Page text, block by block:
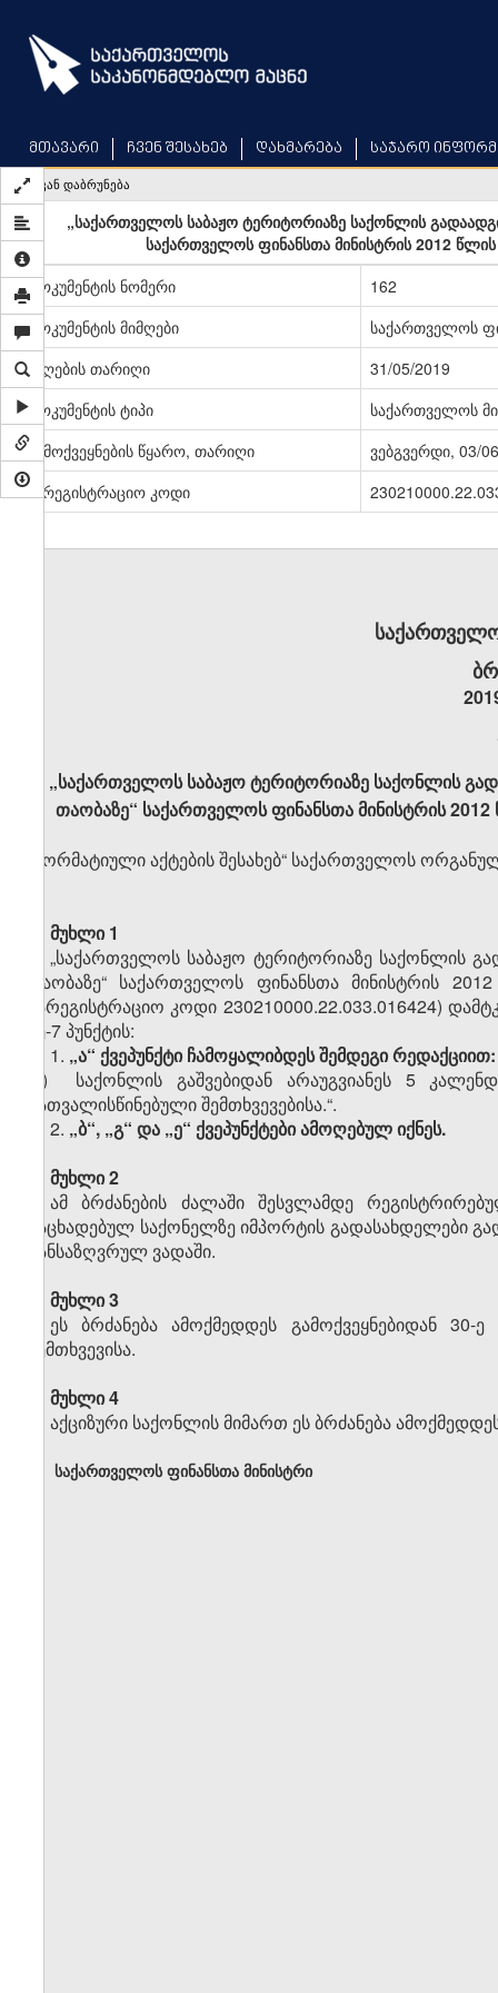
main
content
მთავარი ჩვენ შესახებ დახმარება საჯარო
უკან დაბრუნება
„საქართველოს საბაჟო ტერიტორიაზე საქონლის
საქართველოს ფინანსთა მინისტრის 2012
დოკუმენტის ნომერი
162
დოკუმენტის მიმღები
საქართველოს
მიღების თარიღი
31/05/2019
დოკუმენტის ტიპი
საქართველოს
გამოქვეყნების წყარო, თარიღი
ვებგვერდი, 03/
სარეგისტრაციო კოდი
„საქართველოს საბაჟო ტერიტორიაზე საქონლის
თაობაზე“ საქართველოს ფინანსთა მინისტრის
„ნორმატიული აქტების შესახებ“ საქართველოს
მუხლი 1
„საქართველოს საბაჟო ტერიტორიაზე საქონლის
თაობაზე“ საქართველოს ფინანსთა მინისტრის
სარეგისტრაციო კოდი 230210000.22.033.016424)
მე-7 პუნქტის:
1. „ა“ ქვეპუნქტი ჩამოყალიბდეს შემდეგი რედაქციით:
„ა) საქონლის გაშვებიდან არაუგვიანეს 5
გათვალისწინებული შემთხვევებისა.“.
2. „ბ“, „გ“ და „ე“ ქვეპუნქტები ამოღებულ იქნეს.
მუხლი 2
ამ ბრძანების ძალაში შესვლამდე
გაცხადებულ საქონელზე იმპორტის გადასახდელები
განსაზღვრულ ვადაში.
მუხლი 3
ეს ბრძანება ამოქმედდეს გამოქვეყნებიდან
შემთხვევისა.
მუხლი 4
აქციზური საქონლის მიმართ ეს ბრძანება
საქართველოს ფინანსთა მინისტრი